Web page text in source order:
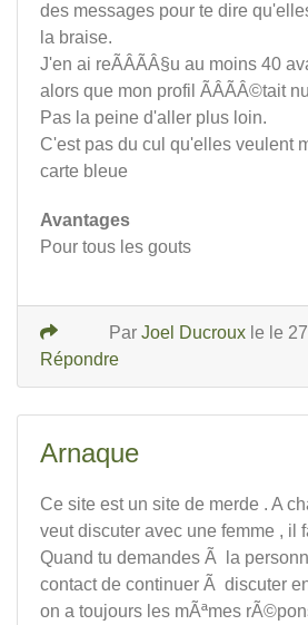
des messages pour te dire
la braise.
J'en ai reÃÂÃÂ§u au moins 40
alors que mon profil ÃÂÃÂ©tait
Pas la peine d'aller plus loin.
C'est pas du cul qu'elles veulent
carte bleue
Avantages
Pour tous les gouts
Par Joel Ducroux le le
Répondre
Arnaque
Ce site est un site de merde . A
veut discuter avec une femme , il
Quand tu demandes Ã la
contact de continuer Ã discuter
on a toujours les mÃªmes